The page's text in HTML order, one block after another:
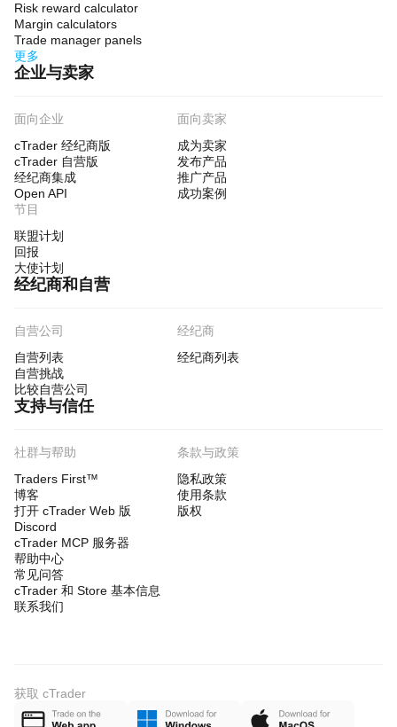
Risk reward calculator
Margin calculators
Trade manager panels
更多
企业与卖家
面向企业
cTrader 经纪商版
cTrader 自营版
经纪商集成
Open API
面向卖家
成为卖家
发布产品
推广产品
成功案例
节目
联盟计划
回报
大使计划
经纪商和自营
自营公司
自营列表
自营挑战
比较自营公司
经纪商
经纪商列表
支持与信任
社群与帮助
Traders First™
博客
打开 cTrader Web 版
Discord
cTrader MCP 服务器
帮助中心
常见问答
cTrader 和 Store 基本信息
联系我们
条款与政策
隐私政策
使用条款
版权
获取 cTrader